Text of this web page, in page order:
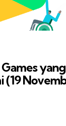
yang
(19